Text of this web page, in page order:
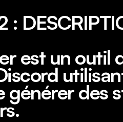
:
est un outil
générer des